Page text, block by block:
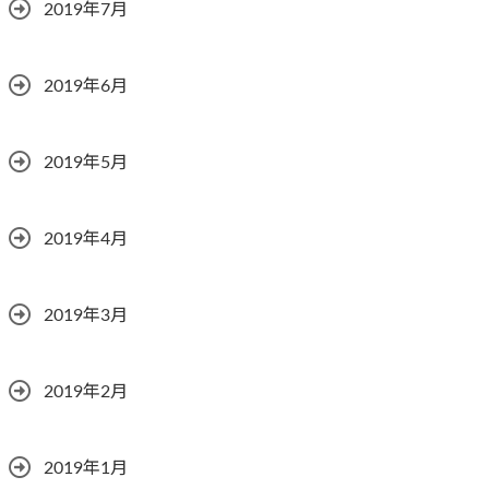
2019年7月
2019年6月
2019年5月
2019年4月
2019年3月
2019年2月
2019年1月